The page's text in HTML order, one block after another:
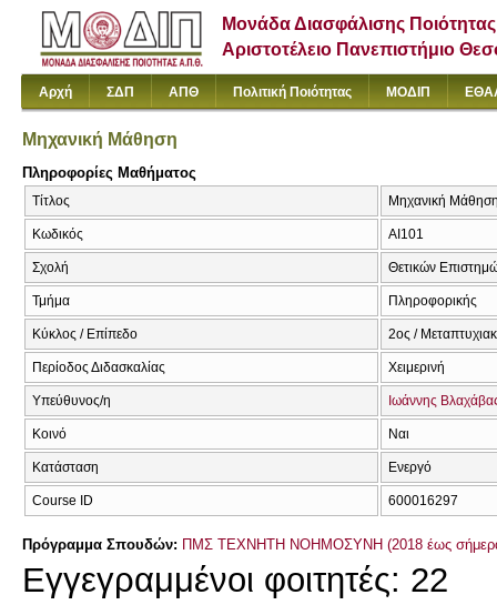
Μονάδα Διασφάλισης Ποιότητας
Αριστοτέλειο Πανεπιστήμιο
Αρχή ΣΔΠ ΑΠΘ Πολιτική Ποιότητας ΜΟΔΙΠ
Μηχανική Μάθηση
Πληροφορίες Μαθήματος
Τίτλος Μηχανική
Κωδικός AI101
Σχολή Θετικών
Τμήμα Πληροφορικής
Κύκλος / Επίπεδο 2ος /
Περίοδος Διδασκαλίας Χειμερινή
Υπεύθυνος/η Ιωάννης
Κοινό Ναι
Κατάσταση Ενεργό
Course ID 600016297
Πρόγραμμα Σπουδών: ΠΜΣ ΤΕΧΝΗΤΗ ΝΟΗΜΟΣΥΝΗ (2018 έως
Εγγεγραμμένοι φοιτητές: 22